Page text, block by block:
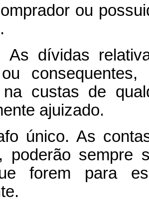
ou
As dívidas
na custas de
ajuizado.
único. As
poderão sempre
forem para